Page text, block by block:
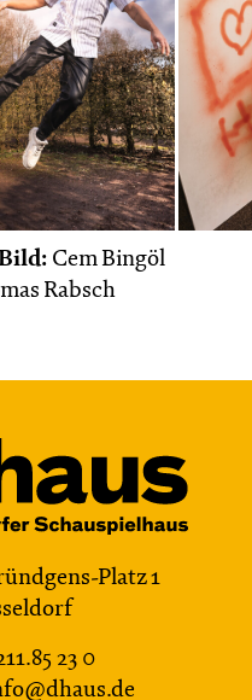
/ 10:00 – 11:00
/ 16:00 – 17:00
Cem Bingöl
Rabsch
Platz 1
23 0